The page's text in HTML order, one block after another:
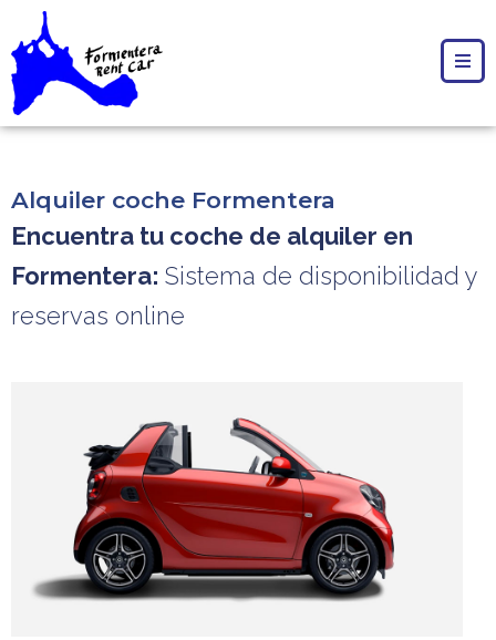
Alquiler coche Formentera
Encuentra tu coche de alquiler en
Formentera: Sistema de disponibilidad y
reservas online